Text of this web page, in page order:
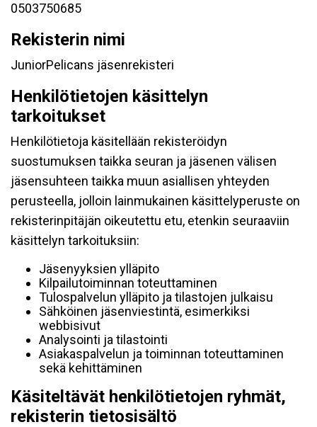
0503750685
Rekisterin nimi
JuniorPelicans jäsenrekisteri
Henkilötietojen käsittelyn
tarkoitukset
Henkilötietoja käsitellään rekisteröidyn
suostumuksen taikka seuran ja jäsenen välisen
jäsensuhteen taikka muun asiallisen yhteyden
perusteella, jolloin lainmukainen käsittelyperuste on
rekisterinpitäjän oikeutettu etu, etenkin seuraaviin
käsittelyn tarkoituksiin:
Jäsenyyksien ylläpito
Kilpailutoiminnan toteuttaminen
Tulospalvelun ylläpito ja tilastojen julkaisu
Sähköinen jäsenviestintä, esimerkiksi
webbisivut
Analysointi ja tilastointi
Asiakaspalvelun ja toiminnan toteuttaminen
sekä kehittäminen
Käsiteltävät henkilötietojen ryhmät,
rekisterin tietosisältö